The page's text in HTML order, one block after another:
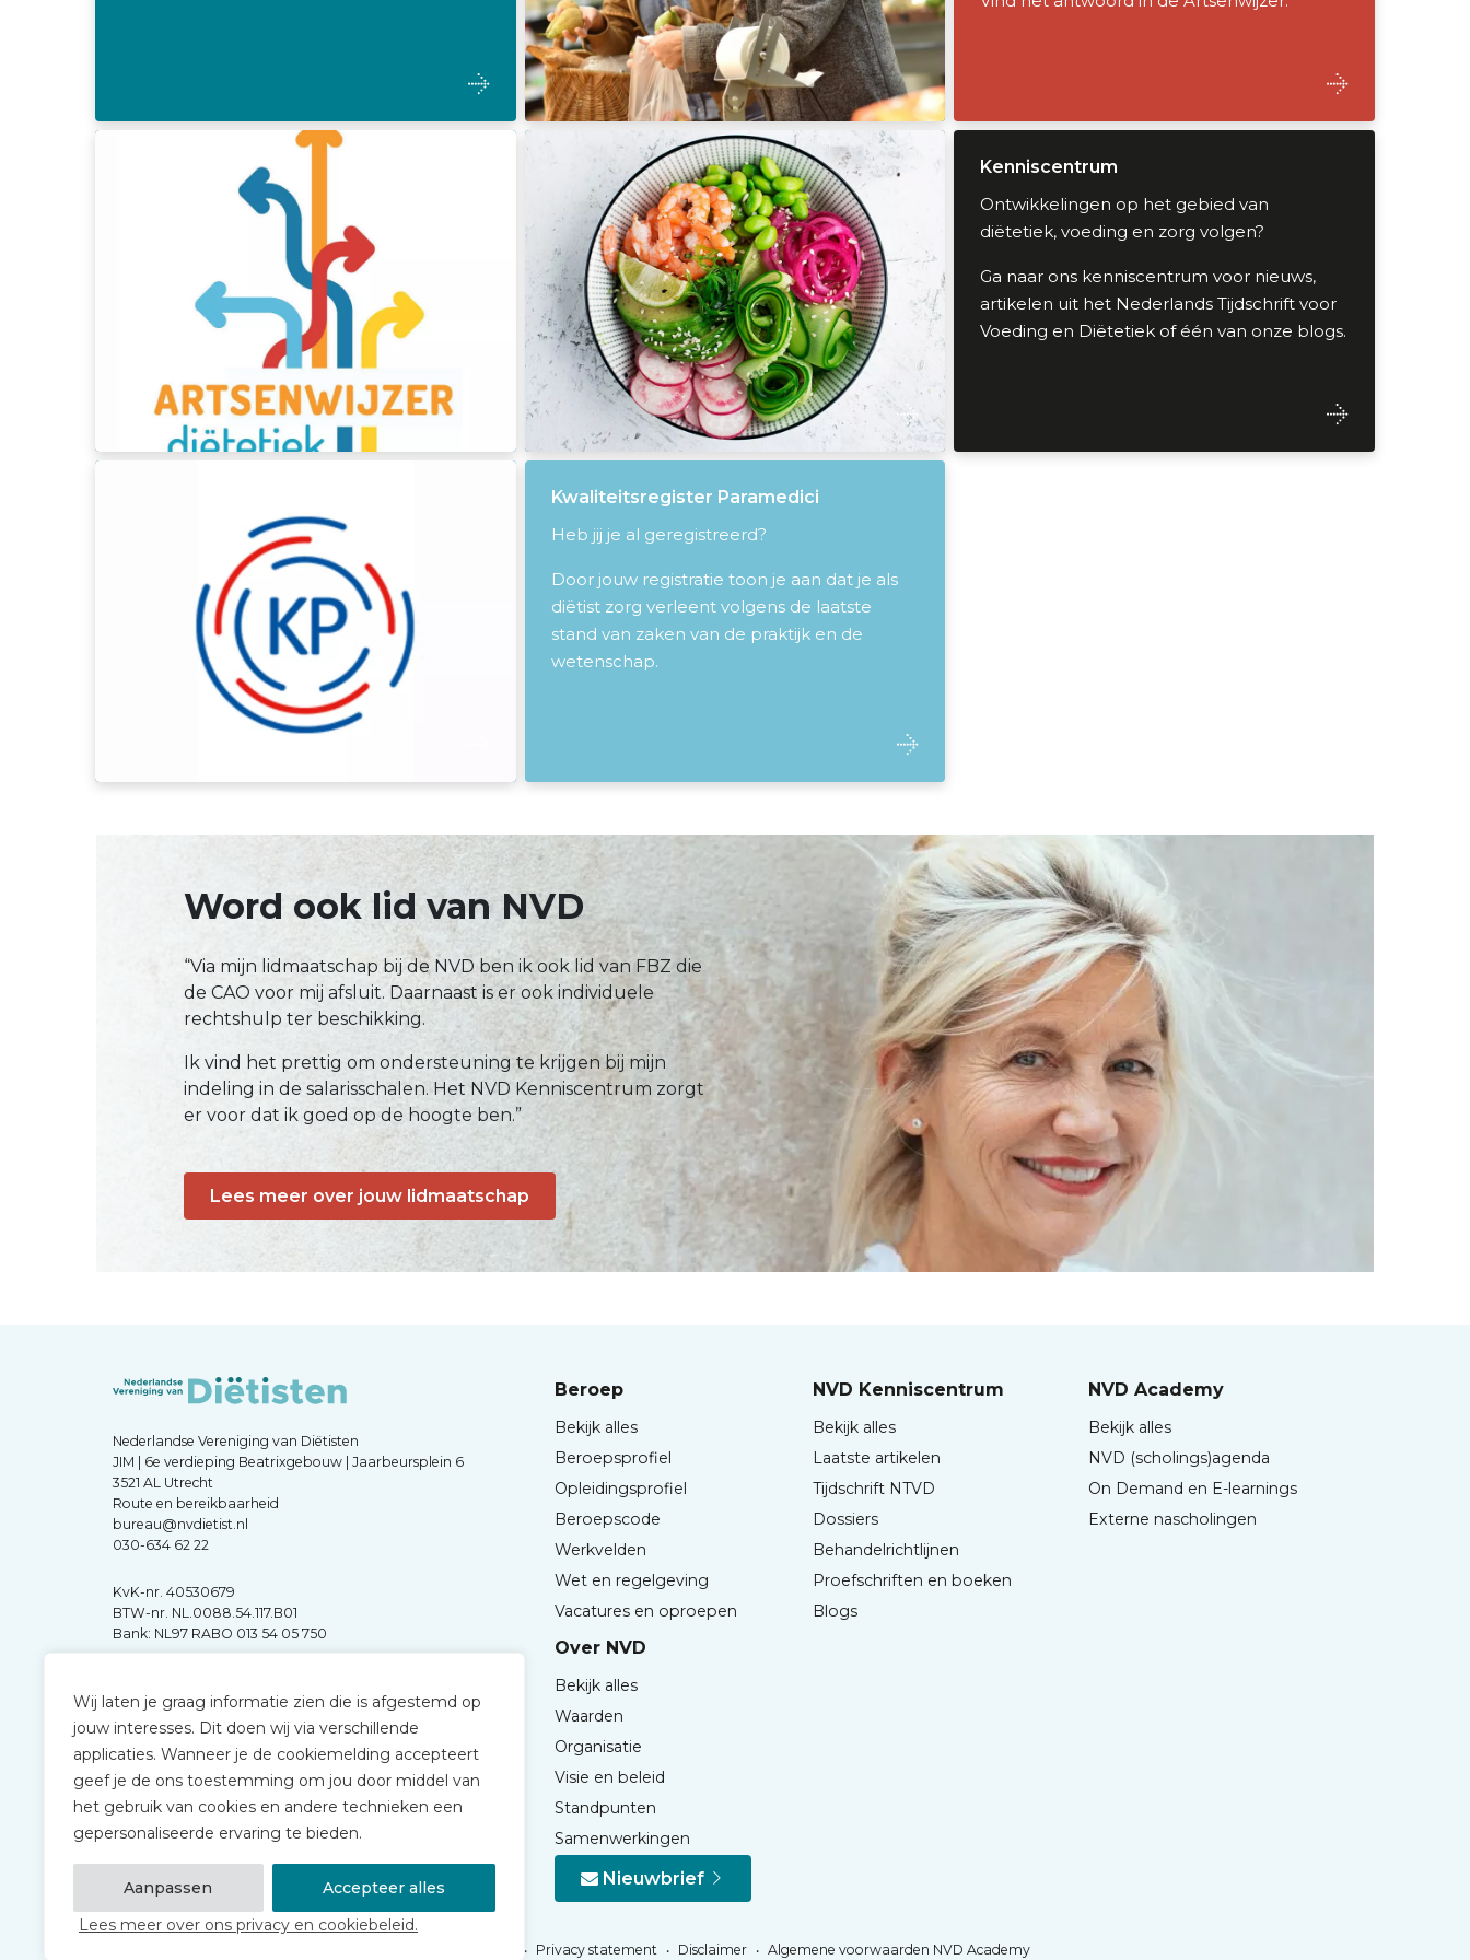
Wij laten je graag informatie zien die is afgestemd op
jouw interesses. Dit doen wij via verschillende
applicaties. Wanneer je de cookiemelding accepteert
geef je de ons toestemming om jou door middel van
het gebruik van cookies en andere technieken een
gepersonaliseerde ervaring te bieden.
Aanpassen
Accepteer alles
Lees meer over ons privacy en cookiebeleid.
Kenniscentrum
Kenniscentrum
Ontwikkelingen op het gebied van
diëtetiek, voeding en zorg volgen?
Ga naar ons kenniscentrum voor nieuws,
artikelen uit het Nederlands Tijdschrift voor
Voeding en Diëtetiek of één van onze blogs.
Kwaliteitsregister Paramedici
Heb jij je al geregistreerd?
Door jouw registratie toon je aan dat je als
diëtist zorg verleent volgens de laatste
stand van zaken van de praktijk en de
wetenschap.
Word ook lid van NVD
“Via mijn lidmaatschap bij de NVD ben ik ook lid van FBZ die
de CAO voor mij afsluit. Daarnaast is er ook individuele
rechtshulp ter beschikking.
Ik vind het prettig om ondersteuning te krijgen bij mijn
indeling in de salarisschalen. Het NVD Kenniscentrum zorgt
er voor dat ik goed op de hoogte ben.”
Lees meer over jouw lidmaatschap
Nederlandse Vereniging van Diëtisten
JIM | 6e verdieping Beatrixgebouw | Jaarbeursplein 6
3521 AL Utrecht
Route en bereikbaarheid
bureau@nvdietist.nl
030-634 62 22
KvK-nr. 40530679
BTW-nr. NL.0088.54.117.B01
Bank: NL97 RABO 013 54 05 750
Beroep
Bekijk alles
Beroepsprofiel
Opleidingsprofiel
Beroepscode
Werkvelden
Wet en regelgeving
Vacatures en oproepen
NVD Kenniscentrum
Bekijk alles
Laatste artikelen
Tijdschrift NTVD
Dossiers
Behandelrichtlijnen
Proefschriften en boeken
Blogs
NVD Academy
Bekijk alles
NVD (scholings)agenda
On Demand en E-learnings
Externe nascholingen
Over NVD
Bekijk alles
Waarden
Organisatie
Visie en beleid
Standpunten
Samenwerkingen
Nieuwbrief
Privacy statement Disclaimer Algemene voorwaarden NVD Academy